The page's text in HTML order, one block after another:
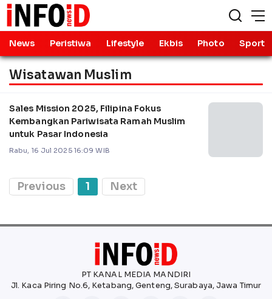
News Peristiwa Lifestyle Ekbis Photo Sport
Wisatawan Muslim
Sales Mission 2025, Filipina Fokus
Kembangkan Pariwisata Ramah Muslim
untuk Pasar Indonesia
Rabu, 16 Jul 2025 16:09 WIB
Previous 1 Next
PT KANAL MEDIA MANDIRI
Jl. Kaca Piring No.6, Ketabang, Genteng, Surabaya, Jawa Timur